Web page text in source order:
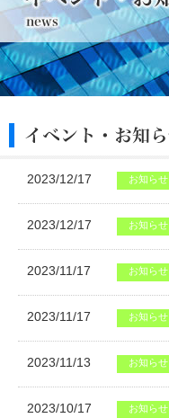
2023/12/17 お知らせ
2023/12/17 お知らせ
2023/11/17 お知らせ
2023/11/17 お知らせ
2023/11/13 お知らせ
2023/10/17 お知らせ